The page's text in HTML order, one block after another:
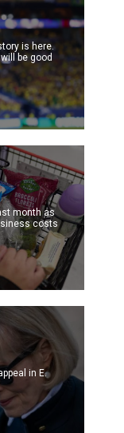
is here.
be good
month as
costs
in E.